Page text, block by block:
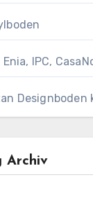
Enia, IPC,
Designboden
Archiv